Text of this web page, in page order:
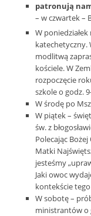
patronują
– w czwartek –
W
katechetyczny.
modlitwą
kościele. W
rozpoczęcie
szkole o godz.
W środę po
W piątek –
św. z
Polecając
Matki
jesteśmy
Jaki owoc
kontekście
W sobotę –
ministrantów o